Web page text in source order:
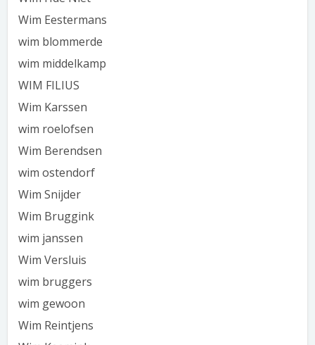
Wim Eestermans
wim blommerde
wim middelkamp
WIM FILIUS
Wim Karssen
wim roelofsen
Wim Berendsen
wim ostendorf
Wim Snijder
Wim Bruggink
wim janssen
Wim Versluis
wim bruggers
wim gewoon
Wim Reintjens